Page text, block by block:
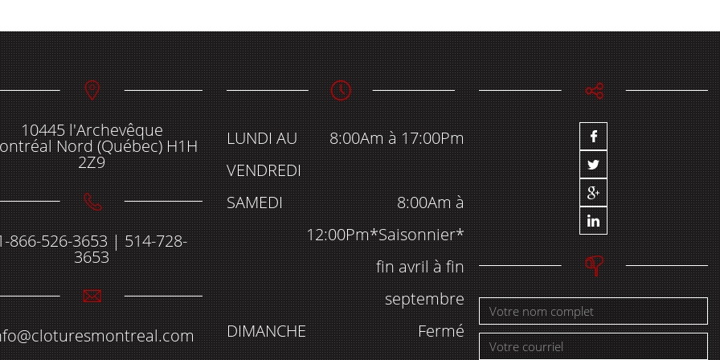
10445 l'Archevêque
Nord (Québec) H1H
2Z9
866-526-3653 | 514-728-
3653
LUNDI AU
VENDREDI
8:00Am à 17:00Pm
SAMEDI
8:00Am à
12:00Pm*Saisonnier*
fin avril à fin
septembre
DIMANCHE
Fermé